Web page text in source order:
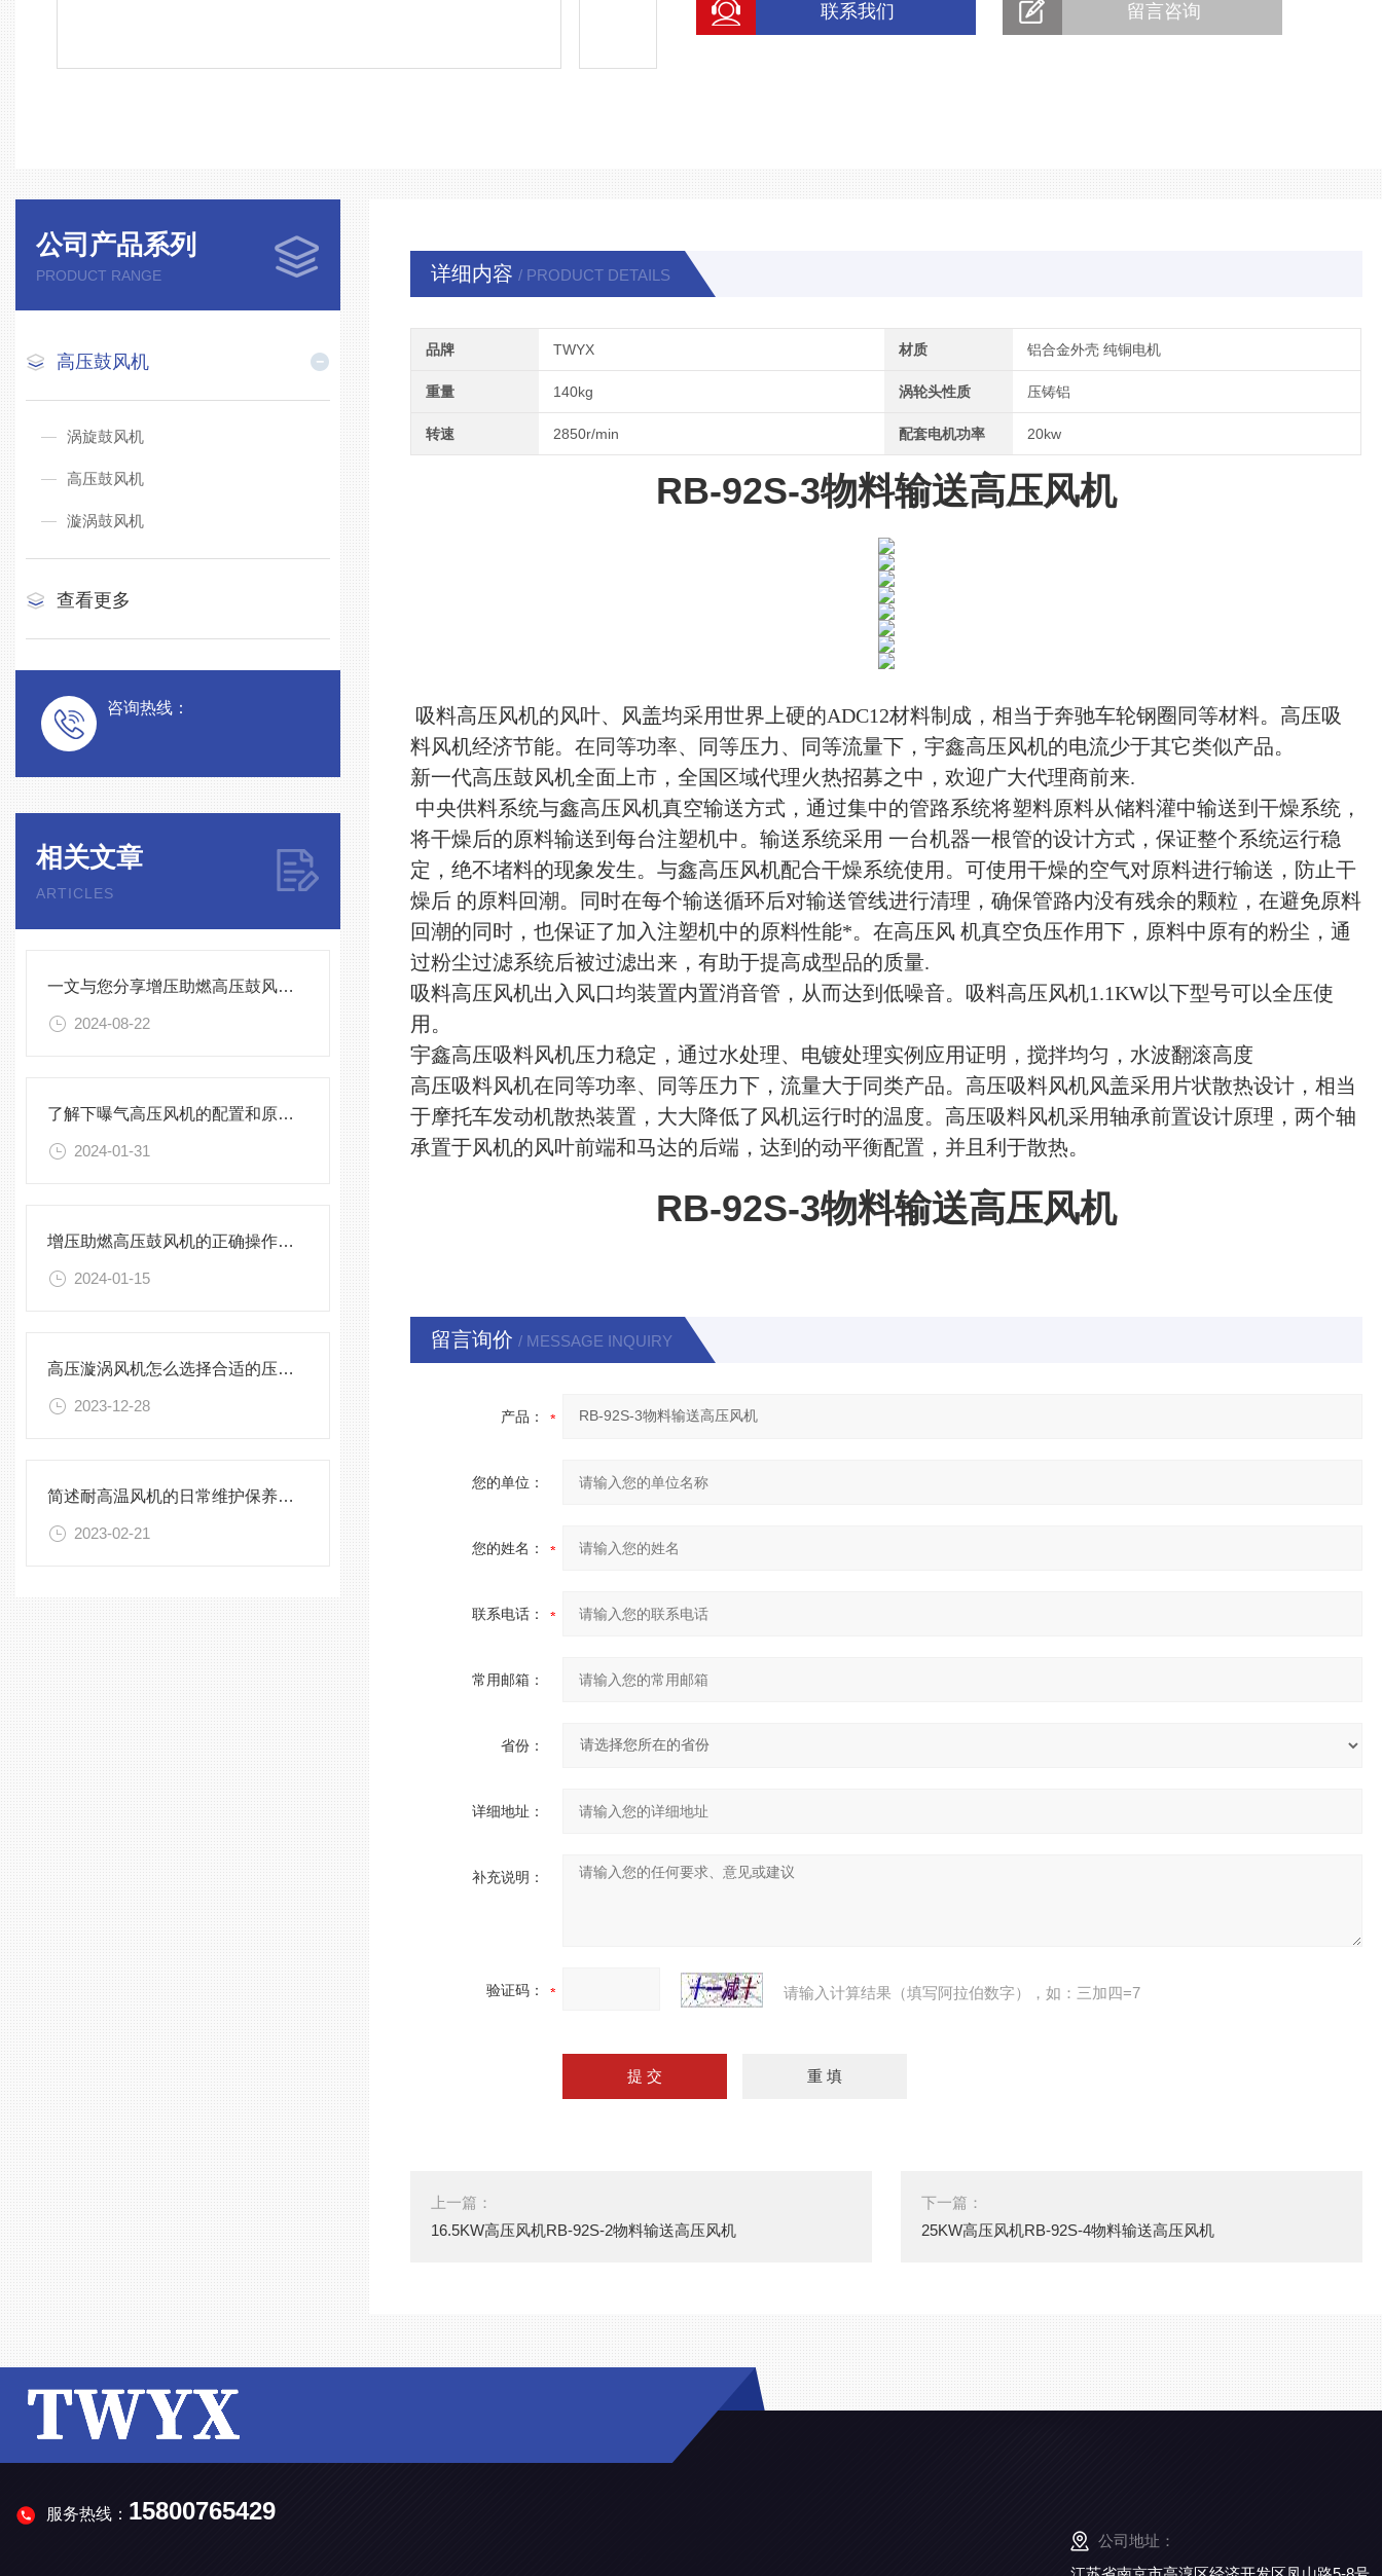
联系我们 留言咨询
公司产品系列
PRODUCT RANGE
高压鼓风机
涡旋鼓风机
高压鼓风机
漩涡鼓风机
查看更多
咨询热线：
相关文章
ARTICLES
一文与您分享增压助燃高压鼓风机的常见故障相应解决方法
2024-08-22
了解下曝气高压风机的配置和原理吧
2024-01-31
增压助燃高压鼓风机的正确操作指导原则介绍
2024-01-15
高压漩涡风机怎么选择合适的压力流量？
2023-12-28
简述耐高温风机的日常维护保养方法
2023-02-21
详细内容 / PRODUCT DETAILS
品牌 TWYX 材质 铝合金外壳 纯铜电机
重量 140kg 涡轮头性质 压铸铝
转速 2850r/min 配套电机功率 20kw
RB-92S-3物料输送高压风机
吸料高压风机的风叶、风盖均采用世界上硬的ADC12材料制成，相当于奔驰车轮钢圈同等材料。 高压吸
料风机经济节能。在同等功率、同等压力、同等流量下，宇鑫高压风机的电流少于其它类似产品。
新一代高压鼓风机全面上市，全国区域代理火热招募之中，欢迎广大代理商前来.
中央供料系统与鑫高压风机真空输送方式，通过集中的管路系统将塑料原料从储料灌中输送到干燥系统，
将干燥后的原料输送到每台注塑机中。输送系统采用 一台机器一根管的设计方式，保证整个系统运行稳
定，绝不堵料的现象发生。与鑫高压风机配合干燥系统使用。可使用干燥的空气对原料进行输送，防止干
燥后 的原料回潮。同时在每个输送循环后对输送管线进行清理，确保管路内没有残余的颗粒，在避免原料
回潮的同时，也保证了加入注塑机中的原料性能*。在高压风 机真空负压作用下，原料中原有的粉尘，通
过粉尘过滤系统后被过滤出来，有助于提高成型品的质量.
吸料高压风机出入风口均装置内置消音管，从而达到低噪音。吸料高压风机1.1KW以下型号可以全压使
用。
宇鑫高压吸料风机压力稳定，通过水处理、电镀处理实例应用证明，搅拌均匀，水波翻滚高度
高压吸料风机在同等功率、同等压力下，流量大于同类产品。高压吸料风机风盖采用片状散热设计，相当
于摩托车发动机散热装置，大大降低了风机运行时的温度。高压吸料风机采用轴承前置设计原理，两个轴
承置于风机的风叶前端和马达的后端，达到的动平衡配置，并且利于散热。
RB-92S-3物料输送高压风机
留言询价 / MESSAGE INQUIRY
产品：
您的单位：
您的姓名：
联系电话：
常用邮箱：
省份：
详细地址：
补充说明：
验证码： 请输入计算结果（填写阿拉伯数字），如：三加四=7
上一篇：
16.5KW高压风机RB-92S-2物料输送高压风机
下一篇：
25KW高压风机RB-92S-4物料输送高压风机
服务热线： 15800765429
公司地址：